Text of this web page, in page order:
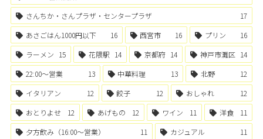
さんちか・さんプラザ・センタープラザ
17
あさごはん1000円以下
16 西宮市 16 プリン
16
ラーメン 15 花隈駅 14 京都府 14 神戸市灘区 14
22:00〜営業
13 中華料理 13 北野
12
イタリアン
12 餃子 12 おしゃれ
12
おとりよせ
12 あげもの 12 ワイン 11 洋食
11
夕方飲み（16:00〜営業）
11 カジュアル
11